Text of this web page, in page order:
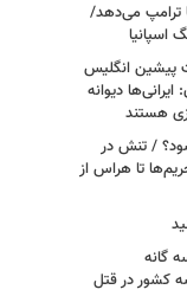
ترامپ می‌دهد/
اسپانیا
پیشین انگلیس
دیوانه
هستند
/ تنش در
تا هراس از
گانه
کشور در قتل